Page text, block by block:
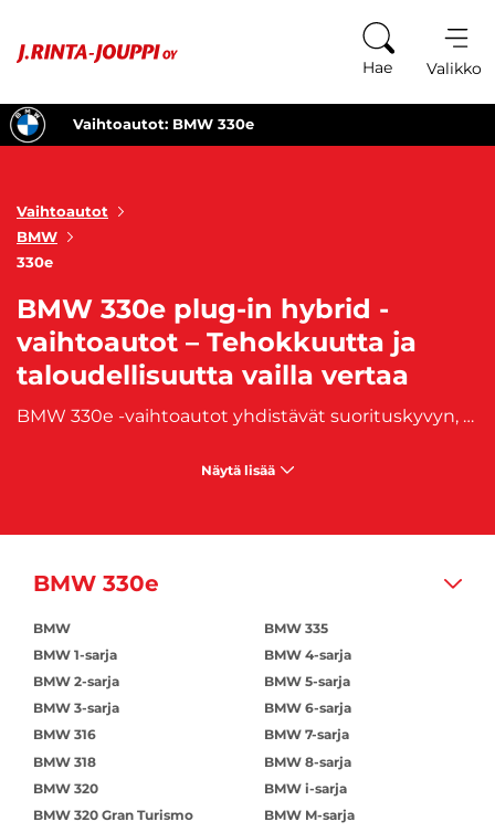
Hae Valikko
Vaihtoautot: BMW 330e
Vaihtoautot
BMW
330e
BMW 330e plug-in hybrid -
vaihtoautot – Tehokkuutta ja
taloudellisuutta vailla vertaa
BMW 330e -vaihtoautot yhdistävät suorituskyvyn, taloudellisuuden ja ympäristöystävällisyyden, tehden niistä loistavan valinnan niin autoilusta nauttivalle kuin ympäristötietoiselle kuljettajalle. Tämä huippuluokan hybridi tarjoaa ensiluokkaisen ajokokemuksen sekä lyhyillä että pitkällä matkoilla, yhdistäen sähköisen ajamisen ja bensiinimoottorin tehokkuuden saumattomasti. BMW 330e plug-in hybrid -vaihtoautot ovat erityisesti suunniteltu kuljettajille, jotka arvostavat sekä ajomukavuutta että energiatehokkuutta. Mallin hybridi-tekniikka mahdollistaa ajamisen pelkällä sähköllä lyhyillä matkoilla – esimerkiksi kaupungissa asioidessa tai työmatkalla – mikä pienentää polttoaineen kulutusta ja päästöjä huomattavasti. Samaan aikaan polttomoottori tarjoaa riittävästi tehoa pidemmille ajomatkoille tai dynaamisempaan ajamiseen maantiellä. BMW 330e:n tyylikäs ja urheilullinen muotoilu, tunnistettavat BMW:n linjat sekä sisätilojen korkealaatuiset materiaalit tekevät siitä houkuttelevan vaihtoehdon. Tämä auto tarjoaa myös modernit teknologiat, jotka varmistavat mukavan ja turvallisen ajokokemuksen.
Näytä lisää
BMW 330e
BMW
BMW 1-sarja
BMW 2-sarja
BMW 3-sarja
BMW 316
BMW 318
BMW 320
BMW 320 Gran Turismo
BMW 335
BMW 4-sarja
BMW 5-sarja
BMW 6-sarja
BMW 7-sarja
BMW 8-sarja
BMW i-sarja
BMW M-sarja